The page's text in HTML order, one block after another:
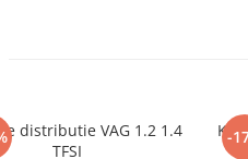
distributie VAG 1.2 1.4
TFSI
-
Kit